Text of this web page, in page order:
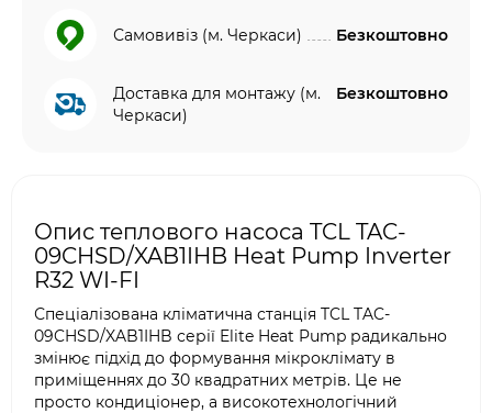
Самовивіз (м. Черкаси) Безкоштовно
Доставка для монтажу (м.
Черкаси)
Безкоштовно
Опис теплового насоса TCL TAC-
09CHSD/XAB1IHB Heat Pump Inverter
R32 WI-FI
Спеціалізована кліматична станція TCL TAC-
09CHSD/XAB1IHB серії Elite Heat Pump радикально
змінює підхід до формування мікроклімату в
приміщеннях до 30 квадратних метрів. Це не
просто кондиціонер, а високотехнологічний